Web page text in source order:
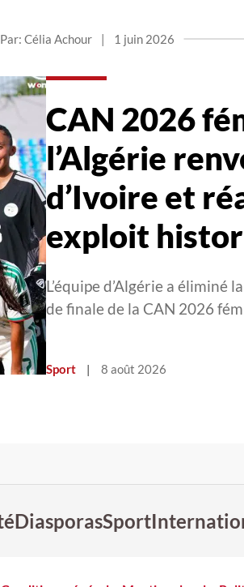
Par: Célia Achour | 1 juin 2026
CAN 2026
l’Algérie
d’Ivoire et
exploit
L’équipe d’Algérie a éliminé
de finale de la CAN 2026
Sport | 8 août 2026
DiasporasSport